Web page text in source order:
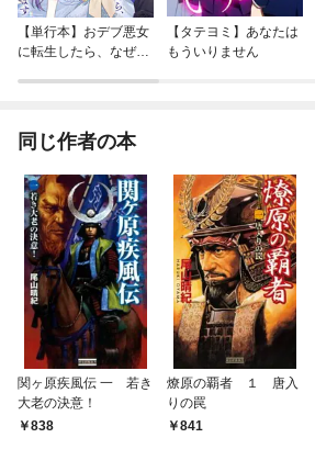
【単行本】おデブ悪女
に転生したら、なぜか
【タテヨミ】あなたは
もういりません
同じ作者の本
関ヶ原疾風伝 一 若き
大老の決意！
838
燎原の覇者 １ 唐入
りの罠
841